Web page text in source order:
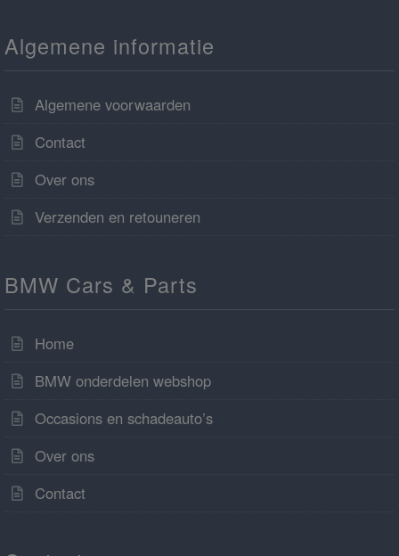
Algemene informatie
Algemene voorwaarden
Contact
Over ons
Verzenden en retouneren
BMW Cars & Parts
Home
BMW onderdelen webshop
Occasions en schadeauto’s
Over ons
Contact